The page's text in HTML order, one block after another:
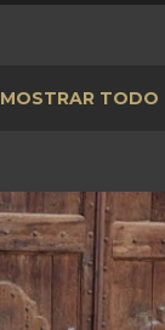
MOSTRAR TODO